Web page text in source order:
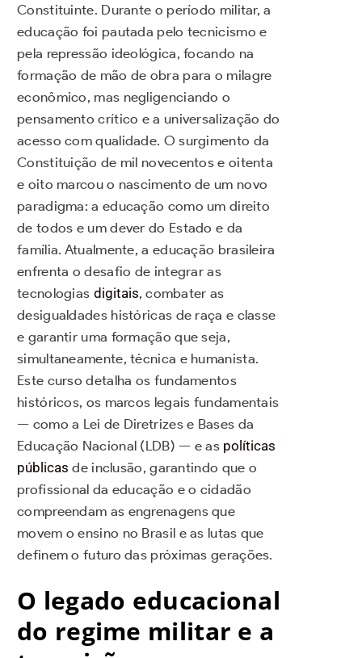
Constituinte. Durante o período militar, a
educação foi pautada pelo tecnicismo e
pela repressão ideológica, focando na
formação de mão de obra para o milagre
econômico, mas negligenciando o
pensamento crítico e a universalização do
acesso com qualidade. O surgimento da
Constituição de mil novecentos e oitenta
e oito marcou o nascimento de um novo
paradigma: a educação como um direito
de todos e um dever do Estado e da
família. Atualmente, a educação brasileira
enfrenta o desafio de integrar as
tecnologias digitais, combater as
desigualdades históricas de raça e classe
e garantir uma formação que seja,
simultaneamente, técnica e humanista.
Este curso detalha os fundamentos
históricos, os marcos legais fundamentais
— como a Lei de Diretrizes e Bases da
Educação Nacional (LDB) — e as políticas
públicas de inclusão, garantindo que o
profissional da educação e o cidadão
compreendam as engrenagens que
movem o ensino no Brasil e as lutas que
definem o futuro das próximas gerações.
O legado educacional
do regime militar e a